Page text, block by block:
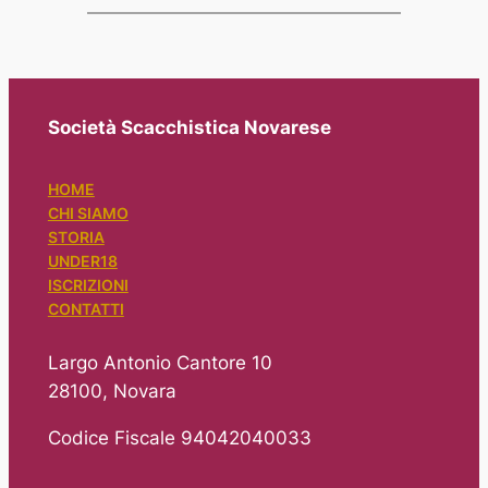
Società Scacchistica Novarese
HOME
CHI SIAMO
STORIA
UNDER18
ISCRIZIONI
CONTATTI
Largo Antonio Cantore 10
28100, Novara
Codice Fiscale 94042040033